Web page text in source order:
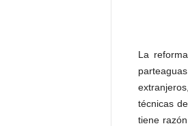
La
técnicas
tiene